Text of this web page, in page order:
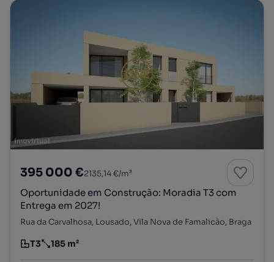
395 000 €2135,14 €/m²
Oportunidade em Construção: Moradia T3 com
Entrega em 2027!
Rua da Carvalhosa, Lousado, Vila Nova de Famalicão, Braga
Tipologia
T3
Preço por metro quadrado
185 m²